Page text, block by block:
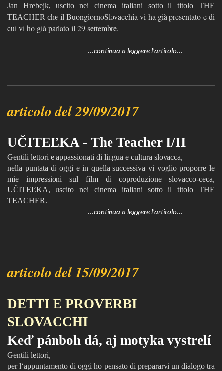
Jan Hrebejk, uscito nei cinema italiani sotto il titolo THE
TEACHER che il BuongiornoSlovacchia vi ha già presentato e di
cui vi ho già parlato il 29 settembre.
...continua a leggere l'articolo...
articolo del 29/09/2017
UČITEĽKA - The Teacher I/II
Gentili lettori e appassionati di lingua e cultura slovacca,
nella puntata di oggi e in quella successiva vi voglio proporre le
mie impressioni sul film di coproduzione slovacco-ceca,
UČITEĽKA, uscito nei cinema italiani sotto il titolo THE
TEACHER.
...continua a leggere l'articolo...
articolo del 15/09/2017
DETTI E PROVERBI
SLOVACCHI
Keď pánboh dá, aj motyka vystrelí
Gentili lettori,
per l‘appuntamento di oggi ho pensato di prepararvi un dialogo tra